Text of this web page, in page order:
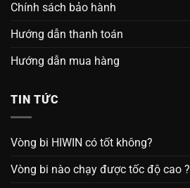
Chính sách bảo hành
Hướng dẫn thanh toán
Hướng dẫn mua hàng
TIN TỨC
Vòng bi HIWIN có tốt không?
Vòng bi nào chạy được tốc độ cao ?